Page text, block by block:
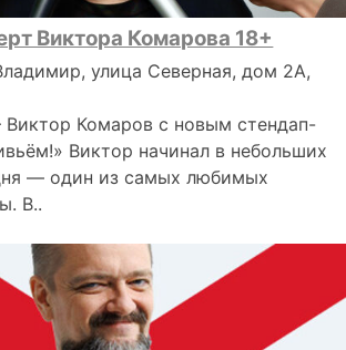
Виктора Комарова 18+
улица Северная, дом 2А,
Комаров с новым стендап-
Виктор начинал в небольших
— один из самых любимых
В..